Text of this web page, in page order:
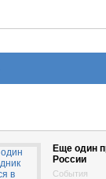
Еще один
России
События